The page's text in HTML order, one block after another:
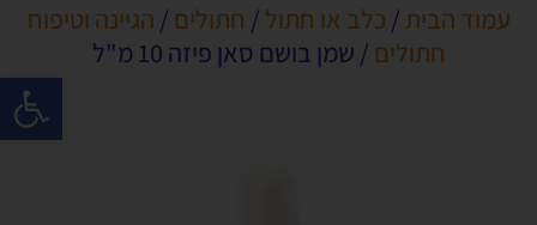
פתח
עמוד הבית / כלב או חתול / חתולים / הגיינה וטיפוח
חתולים / שמן בושם סאן פיזה 10 מ"ל